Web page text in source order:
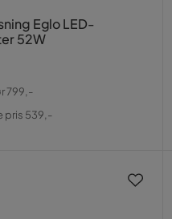
Eglo LED-
52W
799,-
pris 539,-